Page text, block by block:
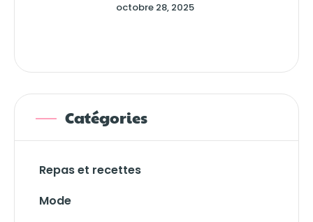
octobre 28, 2025
Catégories
Repas et recettes
Mode